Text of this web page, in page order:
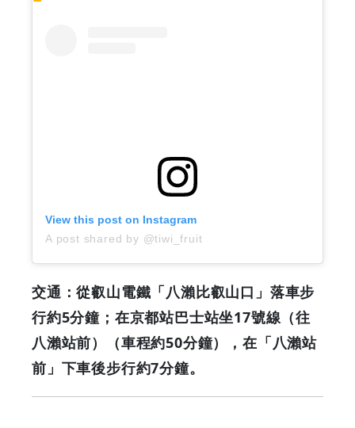
View this post on Instagram
A post shared by @tiwi_fruit
交通：從叡山電鐵「八瀨比叡山口」落車步
行約5分鐘；在京都站巴士站坐17號線（往
八瀨站前）（車程約50分鐘），在「八瀨站
前」下車後步行約7分鐘。